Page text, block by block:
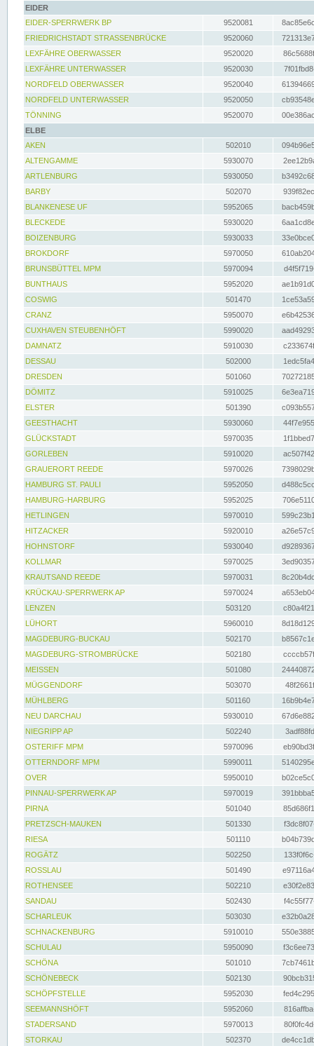
EIDER
EIDER-SPERRWERK BP
9520081
FRIEDRICHSTADT STRASSENBRÜCKE
9520060
LEXFÄHRE OBERWASSER
9520020
LEXFÄHRE UNTERWASSER
9520030
NORDFELD OBERWASSER
9520040
NORDFELD UNTERWASSER
9520050
TÖNNING
9520070
ELBE
AKEN
502010
ALTENGAMME
5930070
ARTLENBURG
5930050
BARBY
502070
BLANKENESE UF
5952065
BLECKEDE
5930020
BOIZENBURG
5930033
BROKDORF
5970050
BRUNSBÜTTEL MPM
5970094
BUNTHAUS
5952020
COSWIG
501470
CRANZ
5950070
CUXHAVEN STEUBENHÖFT
5990020
DAMNATZ
5910030
DESSAU
502000
DRESDEN
501060
DÖMITZ
5910025
ELSTER
501390
GEESTHACHT
5930060
GLÜCKSTADT
5970035
GORLEBEN
5910020
GRAUERORT REEDE
5970026
HAMBURG ST. PAULI
5952050
HAMBURG-HARBURG
5952025
HETLINGEN
5970010
HITZACKER
5920010
HOHNSTORF
5930040
KOLLMAR
5970025
KRAUTSAND REEDE
5970031
KRÜCKAU-SPERRWERK AP
5970024
LENZEN
503120
LÜHORT
5960010
MAGDEBURG-BUCKAU
502170
MAGDEBURG-STROMBRÜCKE
502180
MEISSEN
501080
MÜGGENDORF
503070
MÜHLBERG
501160
NEU DARCHAU
5930010
NIEGRIPP AP
502240
OSTERIFF MPM
5970096
OTTERNDORF MPM
5990011
OVER
5950010
PINNAU-SPERRWERK AP
5970019
PIRNA
501040
PRETZSCH-MAUKEN
501330
RIESA
501110
ROGÄTZ
502250
ROSSLAU
501490
ROTHENSEE
502210
SANDAU
502430
SCHARLEUK
503030
SCHNACKENBURG
5910010
SCHULAU
5950090
SCHÖNA
501010
SCHÖNEBECK
502130
SCHÖPFSTELLE
5952030
SEEMANNSHÖFT
5952060
STADERSAND
5970013
STORKAU
502370